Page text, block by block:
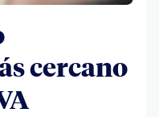
cercano